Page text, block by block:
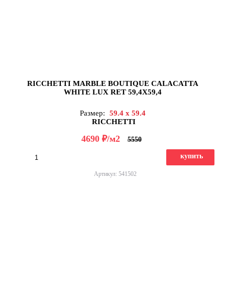
RICCHETTI MARBLE BOUTIQUE CALACATTA
WHITE LUX RET 59,4X59,4
Размер:
59.4 x 59.4
RICCHETTI
4690 д/м2 5550
купить
Артикул: 541502